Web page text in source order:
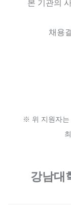
본 기관의
채용
※ 위 지원자
강남대